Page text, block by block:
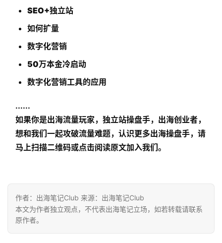
运
营
享
案
例
SEO+独立站
如何扩量
数字化营销
50万本金冷启动
数字化营销工具的应用
......
如果你是出海流量玩家，独立站操盘手，出海创业者，
想和我们一起攻破流量难题，认识更多出海操盘手，请
马上扫描二维码或点击阅读原文加入我们。
作者：出海笔记Club 来源：出海笔记Club
本文为作者独立观点，不代表出海笔记立场，如若转载请联系
原作者。